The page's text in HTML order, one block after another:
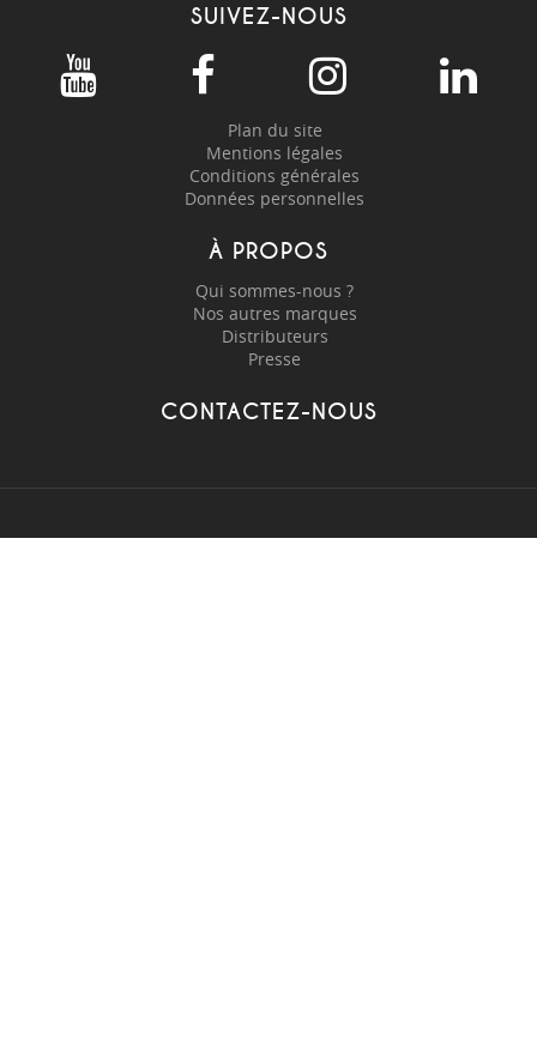
SUIVEZ-NOUS
Plan du site
Mentions légales
Conditions générales
Données personnelles
À PROPOS
Qui sommes-nous ?
Nos autres marques
Distributeurs
Presse
CONTACTEZ-NOUS